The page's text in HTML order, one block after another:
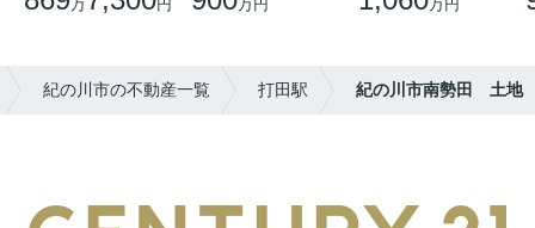
万 円 万円 万円
紀の川市の不動産一覧 打田駅 紀の川市南勢田 土地